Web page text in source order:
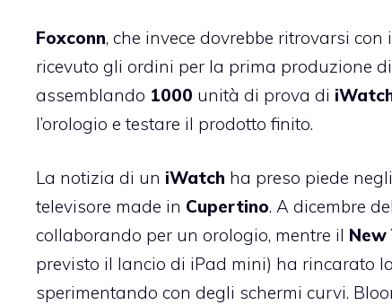
Foxconn, che invece dovrebbe ritrovarsi
ricevuto gli ordini per la prima produzione
assemblando 1000 unità di prova di
l’orologio e testare il prodotto finito.
La notizia di un iWatch ha preso piede
televisore made in Cupertino. A dicembre del
collaborando per un orologio, mentre il New
previsto il lancio di iPad mini) ha rincarato
sperimentando con degli schermi curvi.